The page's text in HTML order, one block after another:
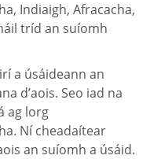
Indiaigh, Afracacha,
tríd an suíomh
a úsáideann an
d’aois. Seo iad na
ag lorg
Ní cheadaítear
an suíomh a úsáid.